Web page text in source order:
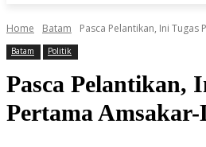
Home Batam Pasca Pelantikan, Ini Tugas
Batam Politik
Pasca Pelantikan,
Pertama